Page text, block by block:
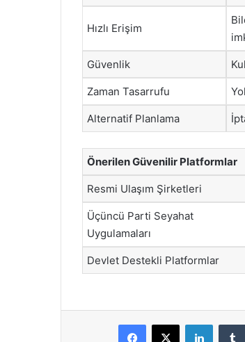
Hızlı Erişim
Güvenlik
Zaman Tasarrufu
Alternatif Planlama
Önerilen Güvenilir Platformlar
Resmi Ulaşım Şirketleri
Üçüncü Parti Seyahat
Uygulamaları
Devlet Destekli Platformlar
Facebook
X